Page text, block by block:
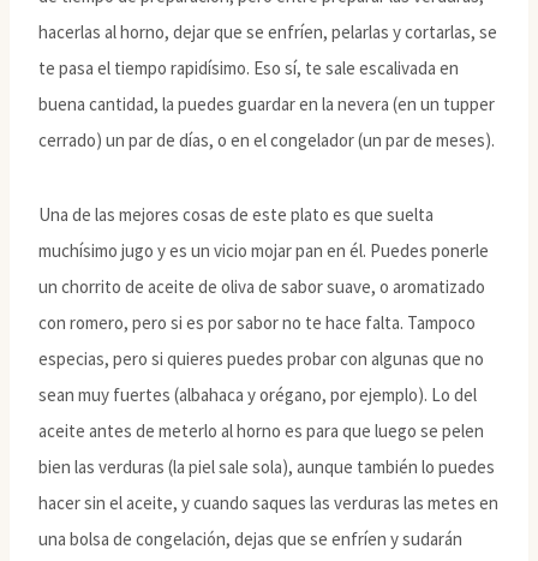
hacerlas al horno, dejar que se enfríen, pelarlas y cortarlas, se
te pasa el tiempo rapidísimo. Eso sí, te sale escalivada en
buena cantidad, la puedes guardar en la nevera (en un tupper
cerrado) un par de días, o en el congelador (un par de meses).
Una de las mejores cosas de este plato es que suelta
muchísimo jugo y es un vicio mojar pan en él. Puedes ponerle
un chorrito de aceite de oliva de sabor suave, o aromatizado
con romero, pero si es por sabor no te hace falta. Tampoco
especias, pero si quieres puedes probar con algunas que no
sean muy fuertes (albahaca y orégano, por ejemplo). Lo del
aceite antes de meterlo al horno es para que luego se pelen
bien las verduras (la piel sale sola), aunque también lo puedes
hacer sin el aceite, y cuando saques las verduras las metes en
una bolsa de congelación, dejas que se enfríen y sudarán